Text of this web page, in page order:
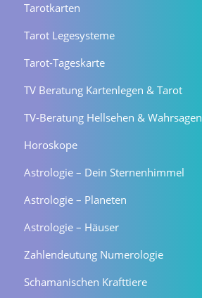
Tarotkarten
Tarot Legesysteme
Tarot-Tageskarte
TV Beratung Kartenlegen & Tarot
TV-Beratung Hellsehen & Wahrsagen
Horoskope
Astrologie – Dein Sternenhimmel
Astrologie – Planeten
Astrologie – Häuser
Zahlendeutung Numerologie
Schamanischen Krafttiere